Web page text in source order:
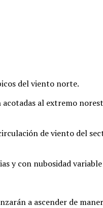
del viento norte.
al extremo
de viento del
y con nubosidad
a ascender de